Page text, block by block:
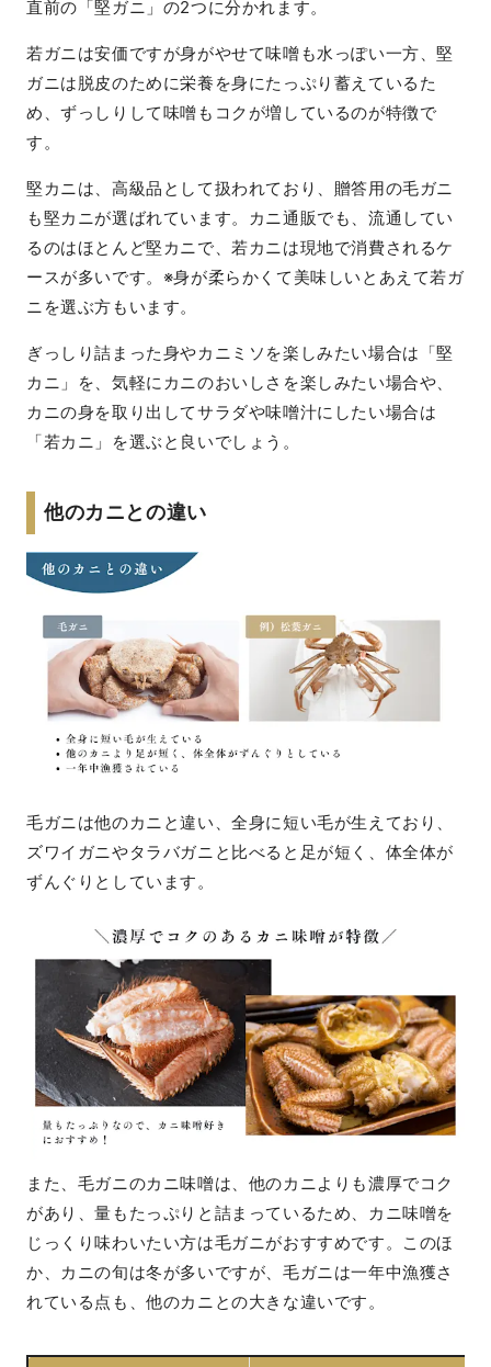
直前の「堅ガニ」の2つに分かれます。
若ガニは安価ですが身がやせて味噌も水っぽい一方、堅
ガニは脱皮のために栄養を身にたっぷり蓄えているた
め、ずっしりして味噌もコクが増しているのが特徴で
す。
堅カニは、高級品として扱われており、贈答用の毛ガニ
も堅カニが選ばれています。カニ通販でも、流通してい
るのはほとんど堅カニで、若カニは現地で消費されるケ
ースが多いです。※身が柔らかくて美味しいとあえて若ガ
ニを選ぶ方もいます。
ぎっしり詰まった身やカニミソを楽しみたい場合は「堅
カニ」を、気軽にカニのおいしさを楽しみたい場合や、
カニの身を取り出してサラダや味噌汁にしたい場合は
「若カニ」を選ぶと良いでしょう。
他のカニとの違い
毛ガニは他のカニと違い、全身に短い毛が生えており、
ズワイガニやタラバガニと比べると足が短く、体全体が
ずんぐりとしています。
また、毛ガニのカニ味噌は、他のカニよりも濃厚でコク
があり、量もたっぷりと詰まっているため、カニ味噌を
じっくり味わいたい方は毛ガニがおすすめです。このほ
か、カニの旬は冬が多いですが、毛ガニは一年中漁獲さ
れている点も、他のカニとの大きな違いです。